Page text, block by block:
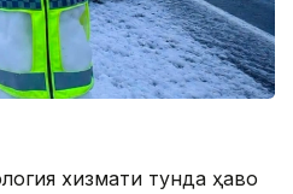
хизмати тунда ҳаво